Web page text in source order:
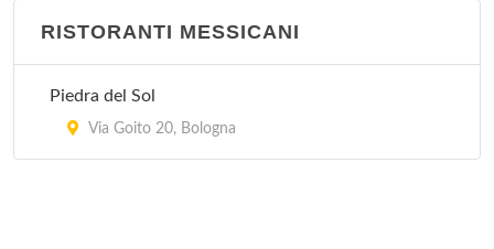
RISTORANTI MESSICANI
Piedra del Sol
Via Goito 20, Bologna